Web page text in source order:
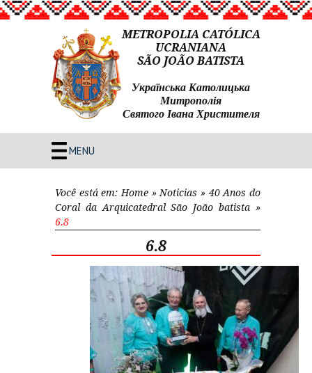
METROPOLIA CATÓLICA
UCRANIANA
SÃO JOÃO BATISTA
Українська Католицька
Митрополія
Святого Івана Христителя
MENU
Você está em: Home » Noticias » 40 Anos do
Coral da Arquicatedral São João batista »
6.8
6.8